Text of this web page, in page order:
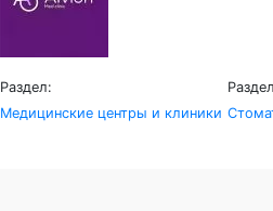
Раздел:
Медицинские центры и клиники